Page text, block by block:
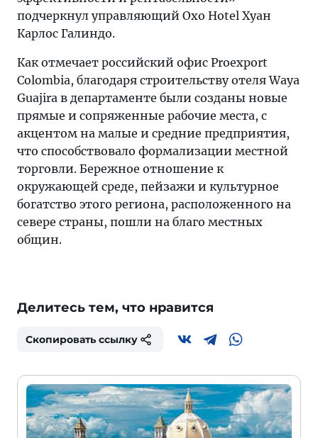
подчеркнул управляющий Oxo Hotel Хуан
Карлос Галиндо.
Как отмечает российский офис Proexport
Colombia, благодаря строительству отеля Waya
Guajira в департаменте были созданы новые
прямые и сопряженные рабочие места, с
акцентом на малые и средние предприятия,
что способствовало формализации местной
торговли. Бережное отношение к
окружающей среде, пейзажи и культурное
богатство этого региона, расположенного на
севере страны, пошли на благо местных
общин.
Делитесь тем, что нравится
Скопировать ссылку